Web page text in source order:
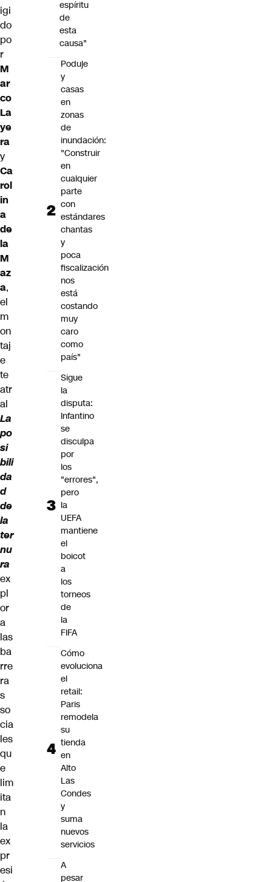
igi
do
po
r
M
ar
co
La
ye
ra
y
Ca
rol
in
a
de
la
M
az
a,
el
m
on
taj
e
te
atr
al
La
po
si
bili
da
d
de
la
ter
nu
ra
ex
pl
or
a
las
ba
rre
ra
s
so
cia
les
qu
e
lim
ita
n
la
ex
pr
esi
espíritu
de
esta
causa"
Poduje
y
casas
en
zonas
de
inundación:
"Construir
en
cualquier
parte
con
estándares
chantas
y
poca
fiscalización
nos
está
costando
muy
caro
como
país"
Sigue
la
disputa:
Infantino
se
disculpa
por
los
"errores",
pero
la
UEFA
mantiene
el
boicot
a
los
torneos
de
la
FIFA
Cómo
evoluciona
el
retail:
Paris
remodela
su
tienda
en
Alto
Las
Condes
y
suma
nuevos
servicios
A
pesar